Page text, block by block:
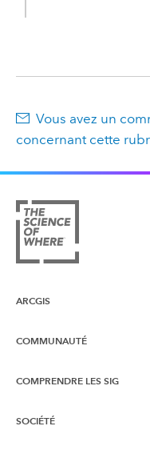
Vous avez un
concernant cette
ARCGIS
Vue d’ensemble d’ArcGIS
Cartographie
COMMUNAUTÉ
Esri Community
Blog ArcGIS
COMPRENDRE LES SIG
Qu’est-ce qu’un SIG ?
SOCIÉTÉ